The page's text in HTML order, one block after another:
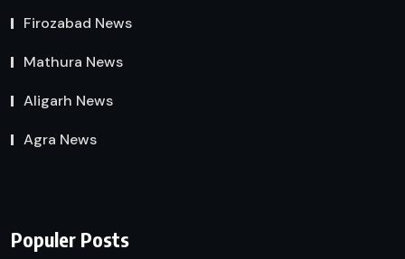
Firozabad News
Mathura News
Aligarh News
Agra News
Populer Posts